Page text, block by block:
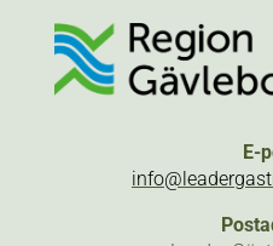
E-